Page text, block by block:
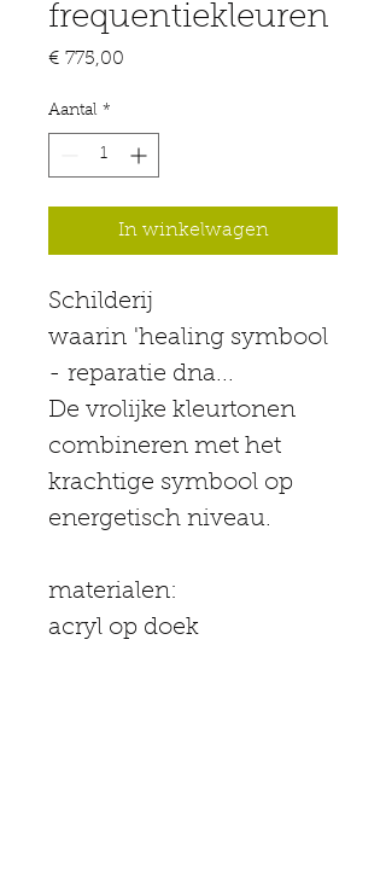
frequentiekleuren
€ 775,00
Aantal *
In winkelwagen
Schilderij
waarin 'healing symbool
- reparatie dna...
De vrolijke kleurtonen
combineren met het
krachtige symbool op
energetisch niveau.
materialen:
acryl op doek